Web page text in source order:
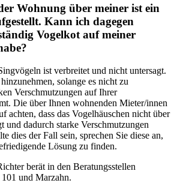
Wohnung über meiner ist ein
Kann ich dagegen
Vogelkot auf meiner
ist verbreitet und nicht untersagt.
solange es nicht zu
Verschmutzungen auf Ihrer
Die über Ihnen wohnenden Mieter/innen
achten, dass das Vogelhäuschen nicht über
und dadurch starke Verschmutzungen
dies der Fall sein, sprechen Sie diese an,
Lösung zu finden.
berät in den Beratungsstellen
und Marzahn.